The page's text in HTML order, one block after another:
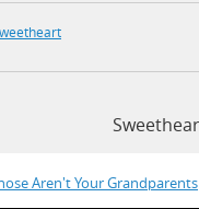
Aren't Your Grandparents